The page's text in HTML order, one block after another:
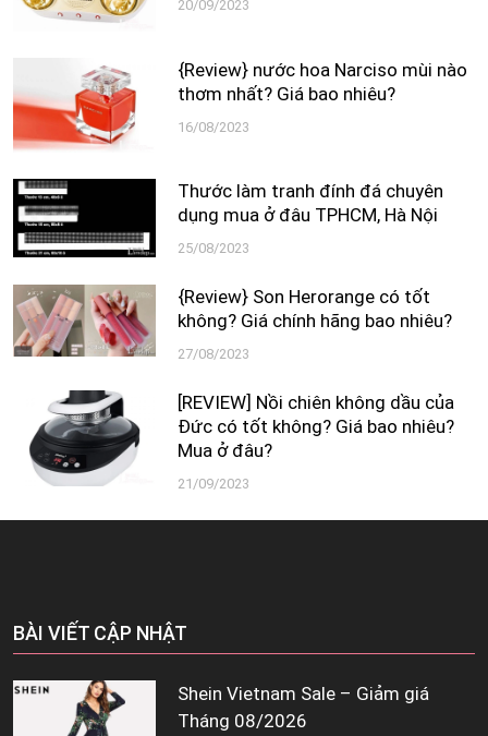
20/09/2023
{Review} nước hoa Narciso mùi nào
thơm nhất? Giá bao nhiêu?
16/08/2023
Thước làm tranh đính đá chuyên
dụng mua ở đâu TPHCM, Hà Nội
25/08/2023
{Review} Son Herorange có tốt
không? Giá chính hãng bao nhiêu?
27/08/2023
[REVIEW] Nồi chiên không dầu của
Đức có tốt không? Giá bao nhiêu?
Mua ở đâu?
21/09/2023
BÀI VIẾT CẬP NHẬT
Shein Vietnam Sale – Giảm giá
Tháng 08/2026